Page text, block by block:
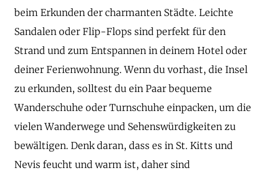
beim Erkunden der charmanten Städte. Leichte
Sandalen oder Flip-Flops sind perfekt für den
Strand und zum Entspannen in deinem Hotel oder
deiner Ferienwohnung. Wenn du vorhast, die Insel
zu erkunden, solltest du ein Paar bequeme
Wanderschuhe oder Turnschuhe einpacken, um die
vielen Wanderwege und Sehenswürdigkeiten zu
bewältigen. Denk daran, dass es in St. Kitts und
Nevis feucht und warm ist, daher sind